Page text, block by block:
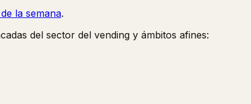
la semana.
del sector del vending y ámbitos afines: